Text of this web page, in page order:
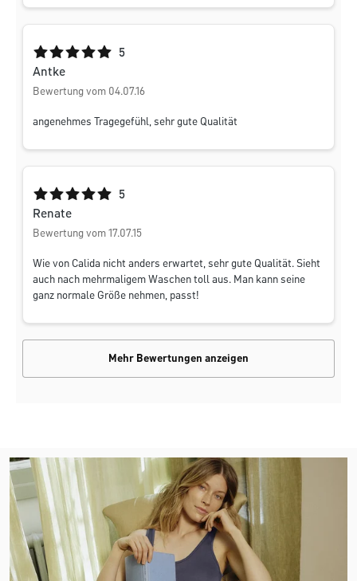
Durchschnittliche Bewertung von 5 von 5 Sternen
5
Antke
Bewertung vom 04.07.16
angenehmes Tragegefühl, sehr gute Qualität
Durchschnittliche Bewertung von 5 von 5 Sternen
5
Renate
Bewertung vom 17.07.15
Wie von Calida nicht anders erwartet, sehr gute Qualität. Sieht
auch nach mehrmaligem Waschen toll aus. Man kann seine
ganz normale Größe nehmen, passt!
Mehr Bewertungen anzeigen